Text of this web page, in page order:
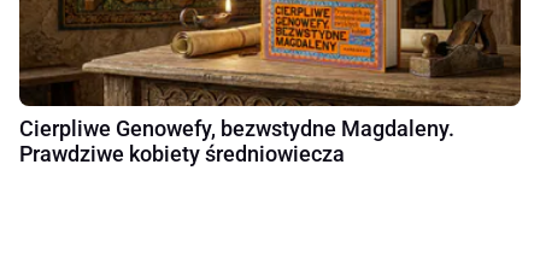
Cierpliwe Genowefy, bezwstydne Magdaleny.
Prawdziwe kobiety średniowiecza